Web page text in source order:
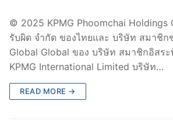
© 2025 KPMG Phoomchai Holdings
รับผิด จำกัด ของไทยและ บริษัท สมาชิก
Global Global ของ บริษัท สมาชิกอิสระ
KPMG International Limited บริษัท…
READ MORE →